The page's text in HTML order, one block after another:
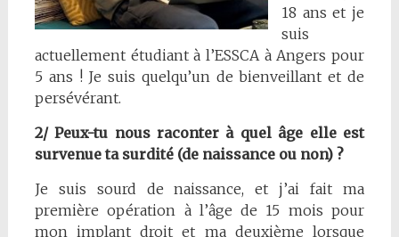
18 ans et je
suis
actuellement étudiant à l’ESSCA à Angers pour
5 ans ! Je suis quelqu’un de bienveillant et de
persévérant.
2/ Peux-tu nous raconter à quel âge elle est
survenue ta surdité (de naissance ou non) ?
Je suis sourd de naissance, et j’ai fait ma
première opération à l’âge de 15 mois pour
mon implant droit et ma deuxième lorsque